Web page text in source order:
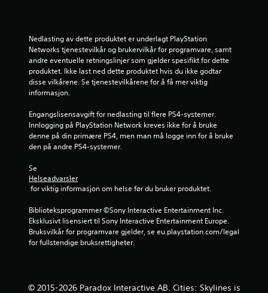
t
j
n
v
Nedlasting av dette produktet er underlagt PlayStation
Networks tjenestevilkår og brukervilkår for programvare, samt
andre eventuelle retningslinjer som gjelder spesifikt for dette
produktet. Ikke last ned dette produktet hvis du ikke godtar
disse vilkårene. Se tjenestevilkårene for å få mer viktig
informasjon.
Engangslisensavgift for nedlasting til flere PS4-systemer.
Innlogging på PlayStation Network kreves ikke for å bruke
denne på din primære PS4, men man må logge inn for å bruke
den på andre PS4-systemer.
Se
Helseadvarsler
for viktig informasjon om helse før du bruker produktet.
Biblioteksprogrammer ©Sony Interactive Entertainment Inc.
Eksklusivt lisensiert til Sony Interactive Entertainment Europe.
Bruksvilkår for programvare gjelder, se eu.playstation.com/legal
for fullstendige bruksrettigheter.
© 2015-2026 Paradox Interactive AB. Cities: Skylines is